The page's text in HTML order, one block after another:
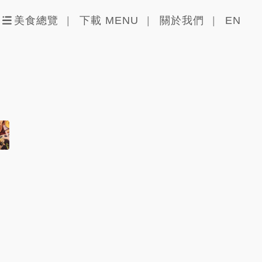
美食總覽 下載 MENU 關於我們 EN